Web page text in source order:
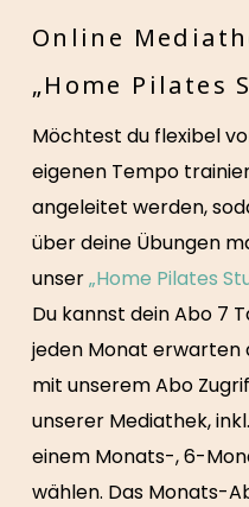
Online
„Home Pilates
Möchtest du flexibel
eigenen Tempo
angeleitet werden,
über deine Übungen
unser„Home Pilates
Du kannst dein Abo 7
jeden Monat erwarten
mit unserem Abo
unserer Mediathek,
einem Monats-, 6-
wählen. Das Monats-